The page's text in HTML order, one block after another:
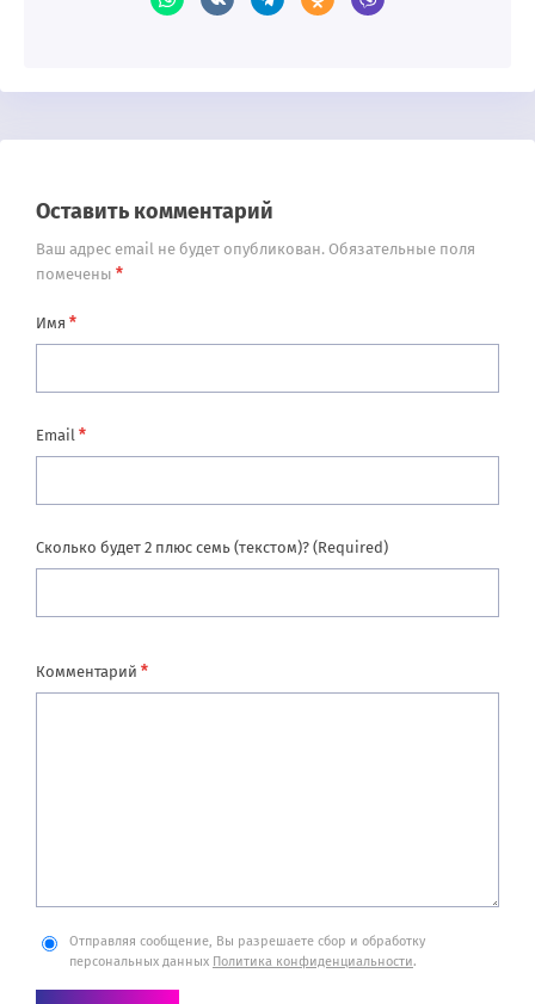
Оставить комментарий
Ваш адрес email не будет опубликован. Обязательные поля
помечены *
Имя *
Email *
Сколько будет 2 плюс семь (текстом)? (Required)
Комментарий *
Отправляя сообщение, Вы разрешаете сбор и обработку
персональных данных Политика конфиденциальности.